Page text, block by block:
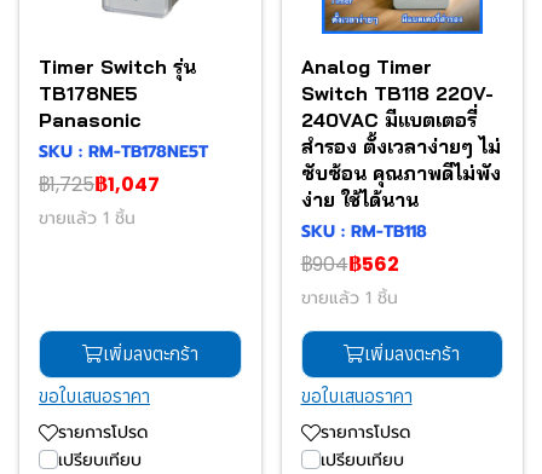
Timer Switch รุ่น
TB178NE5
Panasonic
SKU : RM-TB178NE5T
฿1,725฿1,047
ขายแล้ว 1 ชิ้น
เพิ่มลงตะกร้า
ขอใบเสนอราคา
รายการโปรด
เปรียบเทียบ
Analog Timer
Switch TB118 220V-
240VAC มีแบตเตอรี่
สำรอง ตั้งเวลาง่ายๆ ไม่
ซับซ้อน คุณภาพดีไม่พัง
ง่าย ใช้ได้นาน
SKU : RM-TB118
฿904฿562
ขายแล้ว 1 ชิ้น
เพิ่มลงตะกร้า
ขอใบเสนอราคา
รายการโปรด
เปรียบเทียบ